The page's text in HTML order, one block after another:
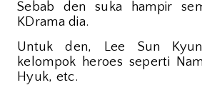
Sebab den suka hampir
KDrama dia.
Untuk den, Lee Sun
kelompok heroes seperti
Hyuk, etc.